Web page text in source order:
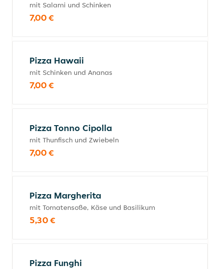
mit Salami und Schinken
7,00 €
Pizza Hawaii
mit Schinken und Ananas
7,00 €
Pizza Tonno Cipolla
mit Thunfisch und Zwiebeln
7,00 €
Pizza Margherita
mit Tomatensoße, Käse und Basilikum
5,30 €
Pizza Funghi